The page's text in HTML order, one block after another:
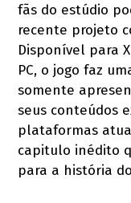
fãs do estúdio
recente projeto
Disponível para
PC, o jogo faz
somente
seus conteúdos
plataformas
capitulo inédito
para a história